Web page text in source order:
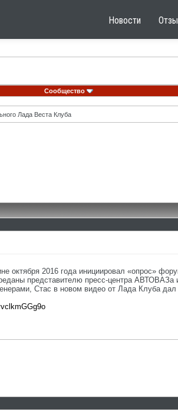
Новости
Сообщество
Лада Веста Клуба
октября 2016 года инициировал «опрос»
представителю пресс-центра
Стас в новом видео от Лада Клуба